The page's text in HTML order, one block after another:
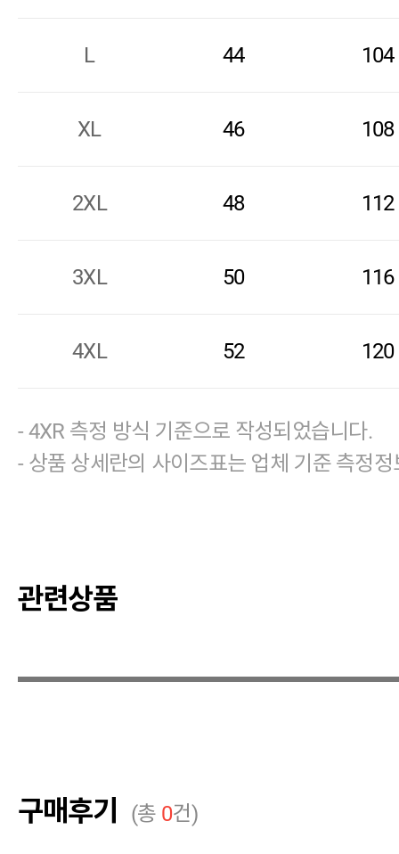
L 44 104
XL 46 108
2XL 48 112
3XL 50 116
4XL 52 120
- 4XR 측정 방식 기준으로 작성되었습니다.
- 상품 상세란의 사이즈표는 업체 기준 측정정
관련상품
구매후기 (총 0건)